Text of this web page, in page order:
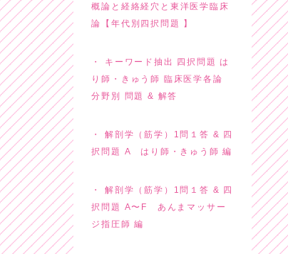
概論と経絡経穴と東洋医学臨床
論【年代別四択問題 】
キーワード抽出 四択問題 は
り師・きゅう師 臨床医学各論
分野別 問題 & 解答
解剖学（筋学）1問１答 & 四
択問題 A はり師・きゅう師 編
解剖学（筋学）1問１答 & 四
択問題 A〜F あんまマッサー
ジ指圧師 編